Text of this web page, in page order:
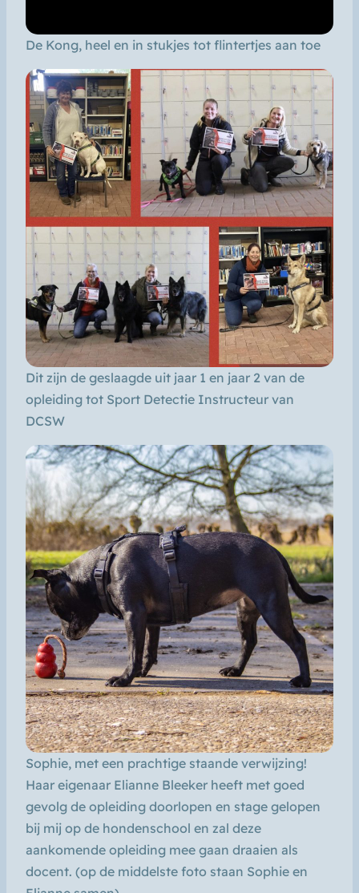
De Kong, heel en in stukjes tot flintertjes aan toe
Dit zijn de geslaagde uit jaar 1 en jaar 2 van de
opleiding tot Sport Detectie Instructeur van
DCSW
Sophie, met een prachtige staande verwijzing!
Haar eigenaar Elianne Bleeker heeft met goed
gevolg de opleiding doorlopen en stage gelopen
bij mij op de hondenschool en zal deze
aankomende opleiding mee gaan draaien als
docent. (op de middelste foto staan Sophie en